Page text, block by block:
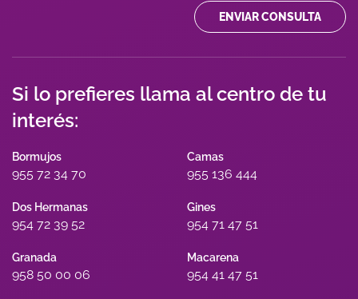
ENVIAR CONSULTA
Si lo prefieres llama al centro de tu
interés:
Bormujos
955 72 34 70
Camas
955 136 444
Dos Hermanas
954 72 39 52
Gines
954 71 47 51
Granada
958 50 00 06
Macarena
954 41 47 51